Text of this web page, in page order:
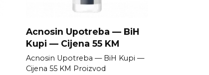
Acnosin Upotreba — BiH
Kupi — Cijena 55 KM
Acnosin Upotreba — BiH Kupi —
Cijena 55 KM Proizvod